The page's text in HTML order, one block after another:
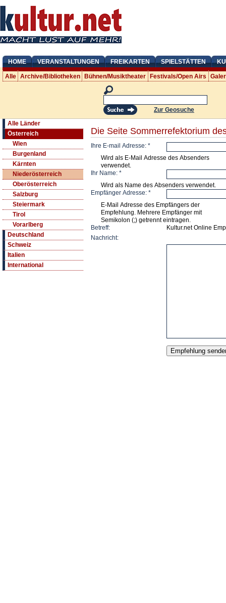
HOME VERANSTALTUNGEN FREIKARTEN SPIELSTÄTTEN
Alle Archive/Bibliotheken Bühnen/Musiktheater Festivals/Open Airs
Zur Geosuche
Alle Länder
Österreich
Wien
Burgenland
Kärnten
Niederösterreich
Oberösterreich
Salzburg
Steiermark
Tirol
Vorarlberg
Deutschland
Schweiz
Italien
International
Die Seite Sommerrefektorium
Ihre E-mail Adresse: *
Wird als E-Mail Adresse des Absenders
verwendet.
Ihr Name: *
Wird als Name des Absenders verwendet.
Empfänger Adresse: *
E-Mail Adresse des Empfängers der
Empfehlung. Mehrere Empfänger mit
Semikolon (;) getrennt eintragen.
Betreff:
Kultur.net Online
Nachricht: